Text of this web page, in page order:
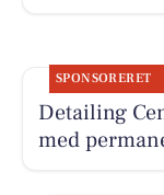
SPONSORERET
Detailing
med